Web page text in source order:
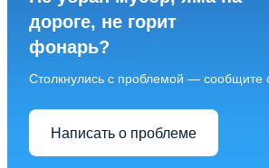
дороге, не горит
фонарь?
Столкнулись с проблемой — сообщите
Написать о проблеме